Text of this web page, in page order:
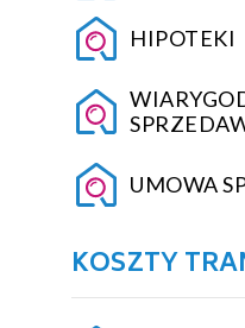
HIPOTEKI
UMOWA
KOSZTY